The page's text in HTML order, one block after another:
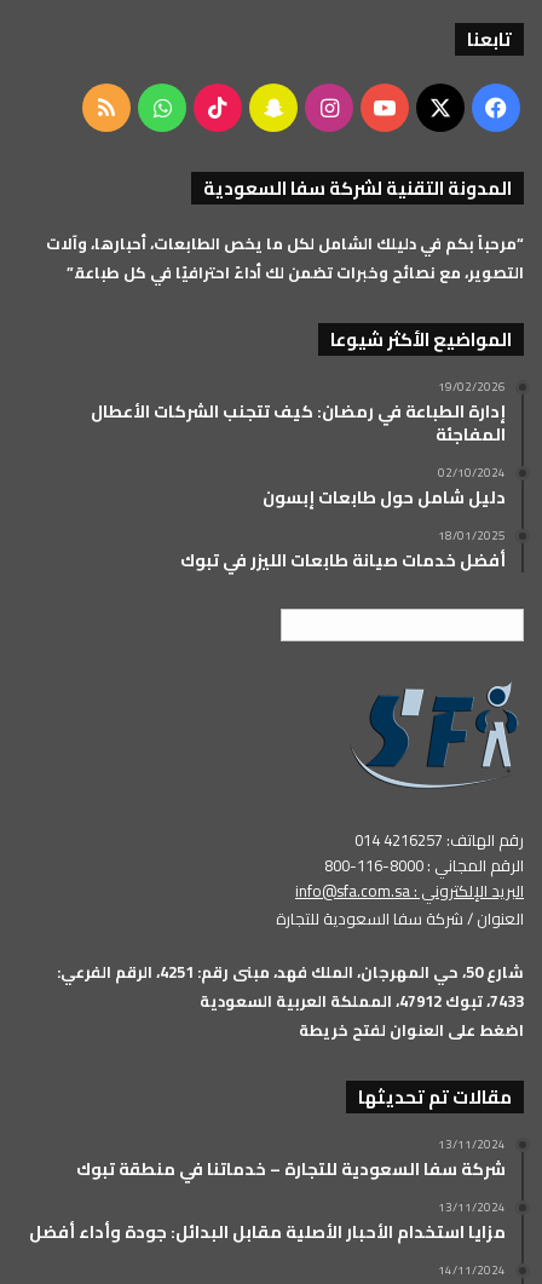
تابعنا
فيسبوك
‫X
‫YouTubeانستقرامسناب ‫TikTok واتساب ملخص
المدونة التقنية لشركة سفا السعودية
“مرحباً بكم في دليلك الشامل لكل ما يخص الطابعات، أحبارها، وآلات
التصوير، مع نصائح وخبرات تضمن لك أداءً احترافيًا في كل طباعة.”
المواضيع الأكثر شيوعا
19/02/2026
إدارة الطباعة في رمضان: كيف تتجنب الشركات الأعطال
المفاجئة
02/10/2024
دليل شامل حول طابعات إبسون
18/01/2025
أفضل خدمات صيانة طابعات الليزر في تبوك
رقم الهاتف: 4216257 014
الرقم المجاني : 8000-116-800
البريد الإلكتروني :info@sfa.com.sa
العنوان / شركة سفا السعودية للتجارة
شارع 50، حي المهرجان، الملك فهد، مبنى رقم: 4251، الرقم الفرعي:
7433، تبوك 47912، المملكة العربية السعودية
اضغط على العنوان لفتح خريطة
مقالات تم تحديثها
13/11/2024
شركة سفا السعودية للتجارة – خدماتنا في منطقة تبوك
13/11/2024
مزايا استخدام الأحبار الأصلية مقابل البدائل: جودة وأداء أفضل
14/11/2024